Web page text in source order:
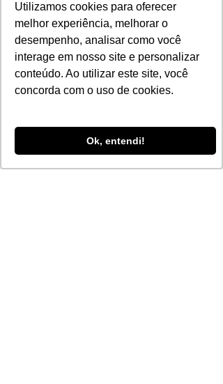
Utilizamos cookies para oferecer
melhor experiência, melhorar o
desempenho, analisar como você
interage em nosso site e personalizar
conteúdo. Ao utilizar este site, você
concorda com o uso de cookies.
Ok, entendi!
Tecnologia e segurança
Segurança industrial